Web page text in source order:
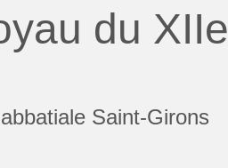
du XIIe
Saint-Girons